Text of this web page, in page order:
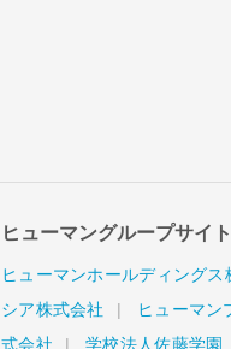
ヒューマングループサイト
ヒューマンホールディングス
シア株式会社
ヒューマン
式会社
学校法人佐藤学園